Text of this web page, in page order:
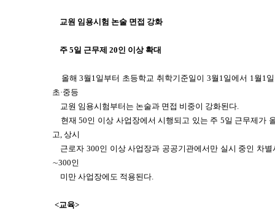
교원 임용시험 논술 면접 강화
주 5일 근무제 20인 이상 확대
올해 3월1일부터 초등학교 취학기준일이 3월1일에서 1월1
초·중등
교원 임용시험부터는 논술과 면접 비중이 강화된다.
현재 50인 이상 사업장에서 시행되고 있는 주 5일 근무제가
고, 상시
근로자 300인 이상 사업장과 공공기관에서만 실시 중인 차
∼300인
미만 사업장에도 적용된다.
<교육>